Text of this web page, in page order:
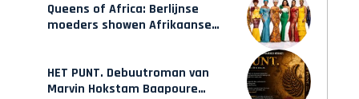
Queens of Africa: Berlijnse
moeders showen Afrikaanse
HET PUNT. Debuutroman van
Marvin Hokstam Baapoure